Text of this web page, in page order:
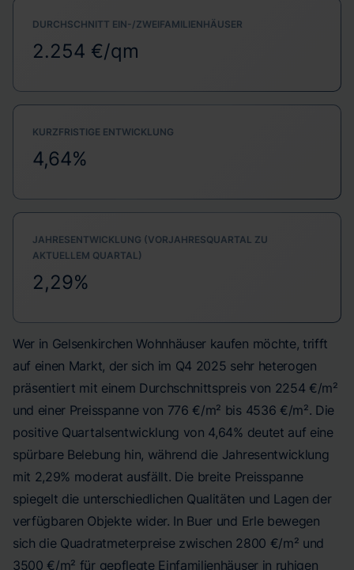
DURCHSCHNITT EIN-/ZWEIFAMILIENHÄUSER
2.254 €/qm
KURZFRISTIGE ENTWICKLUNG
4,64%
JAHRESENTWICKLUNG (VORJAHRESQUARTAL ZU
AKTUELLEM QUARTAL)
2,29%
Wer in Gelsenkirchen Wohnhäuser kaufen möchte, trifft
auf einen Markt, der sich im Q4 2025 sehr heterogen
präsentiert mit einem Durchschnittspreis von 2254 €/m²
und einer Preisspanne von 776 €/m² bis 4536 €/m². Die
positive Quartalsentwicklung von 4,64% deutet auf eine
spürbare Belebung hin, während die Jahresentwicklung
mit 2,29% moderat ausfällt. Die breite Preisspanne
spiegelt die unterschiedlichen Qualitäten und Lagen der
verfügbaren Objekte wider. In Buer und Erle bewegen
sich die Quadratmeterpreise zwischen 2800 €/m² und
3500 €/m² für gepflegte Einfamilienhäuser in ruhigen